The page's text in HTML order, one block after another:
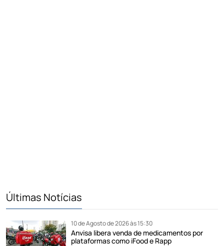
Últimas Notícias
10 de Agosto de 2026 às 15:30
Anvisa libera venda de medicamentos por
plataformas como iFood e Rapp